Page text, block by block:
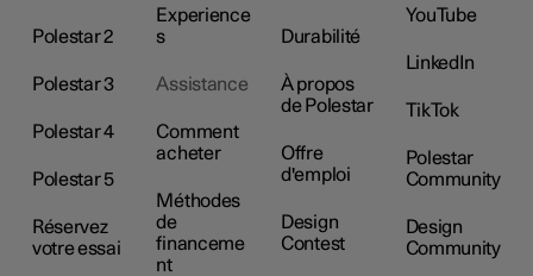
Polestar 2
Polestar 3
Polestar 4
Polestar 5
Réservez
votre essai
Experience
s
Assistance
Comment
acheter
Méthodes
de
financeme
nt
Durabilité
À propos
de Polestar
Offre
d'emploi
Design
Contest
YouTube
LinkedIn
TikTok
Polestar
Community
Design
Community